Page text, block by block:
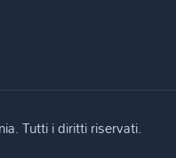
Tutti i diritti riservati.